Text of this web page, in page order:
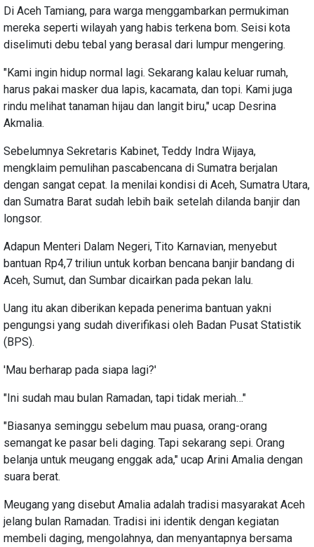
Di Aceh Tamiang, para warga menggambarkan permukiman
mereka seperti wilayah yang habis terkena bom. Seisi kota
diselimuti debu tebal yang berasal dari lumpur mengering.
"Kami ingin hidup normal lagi. Sekarang kalau keluar rumah,
harus pakai masker dua lapis, kacamata, dan topi. Kami juga
rindu melihat tanaman hijau dan langit biru," ucap Desrina
Akmalia.
Sebelumnya Sekretaris Kabinet, Teddy Indra Wijaya,
mengklaim pemulihan pascabencana di Sumatra berjalan
dengan sangat cepat. Ia menilai kondisi di Aceh, Sumatra Utara,
dan Sumatra Barat sudah lebih baik setelah dilanda banjir dan
longsor.
Adapun Menteri Dalam Negeri, Tito Karnavian, menyebut
bantuan Rp4,7 triliun untuk korban bencana banjir bandang di
Aceh, Sumut, dan Sumbar dicairkan pada pekan lalu.
Uang itu akan diberikan kepada penerima bantuan yakni
pengungsi yang sudah diverifikasi oleh Badan Pusat Statistik
(BPS).
'Mau berharap pada siapa lagi?'
"Ini sudah mau bulan Ramadan, tapi tidak meriah…"
"Biasanya seminggu sebelum mau puasa, orang-orang
semangat ke pasar beli daging. Tapi sekarang sepi. Orang
belanja untuk meugang enggak ada," ucap Arini Amalia dengan
suara berat.
Meugang yang disebut Amalia adalah tradisi masyarakat Aceh
jelang bulan Ramadan. Tradisi ini identik dengan kegiatan
membeli daging, mengolahnya, dan menyantapnya bersama